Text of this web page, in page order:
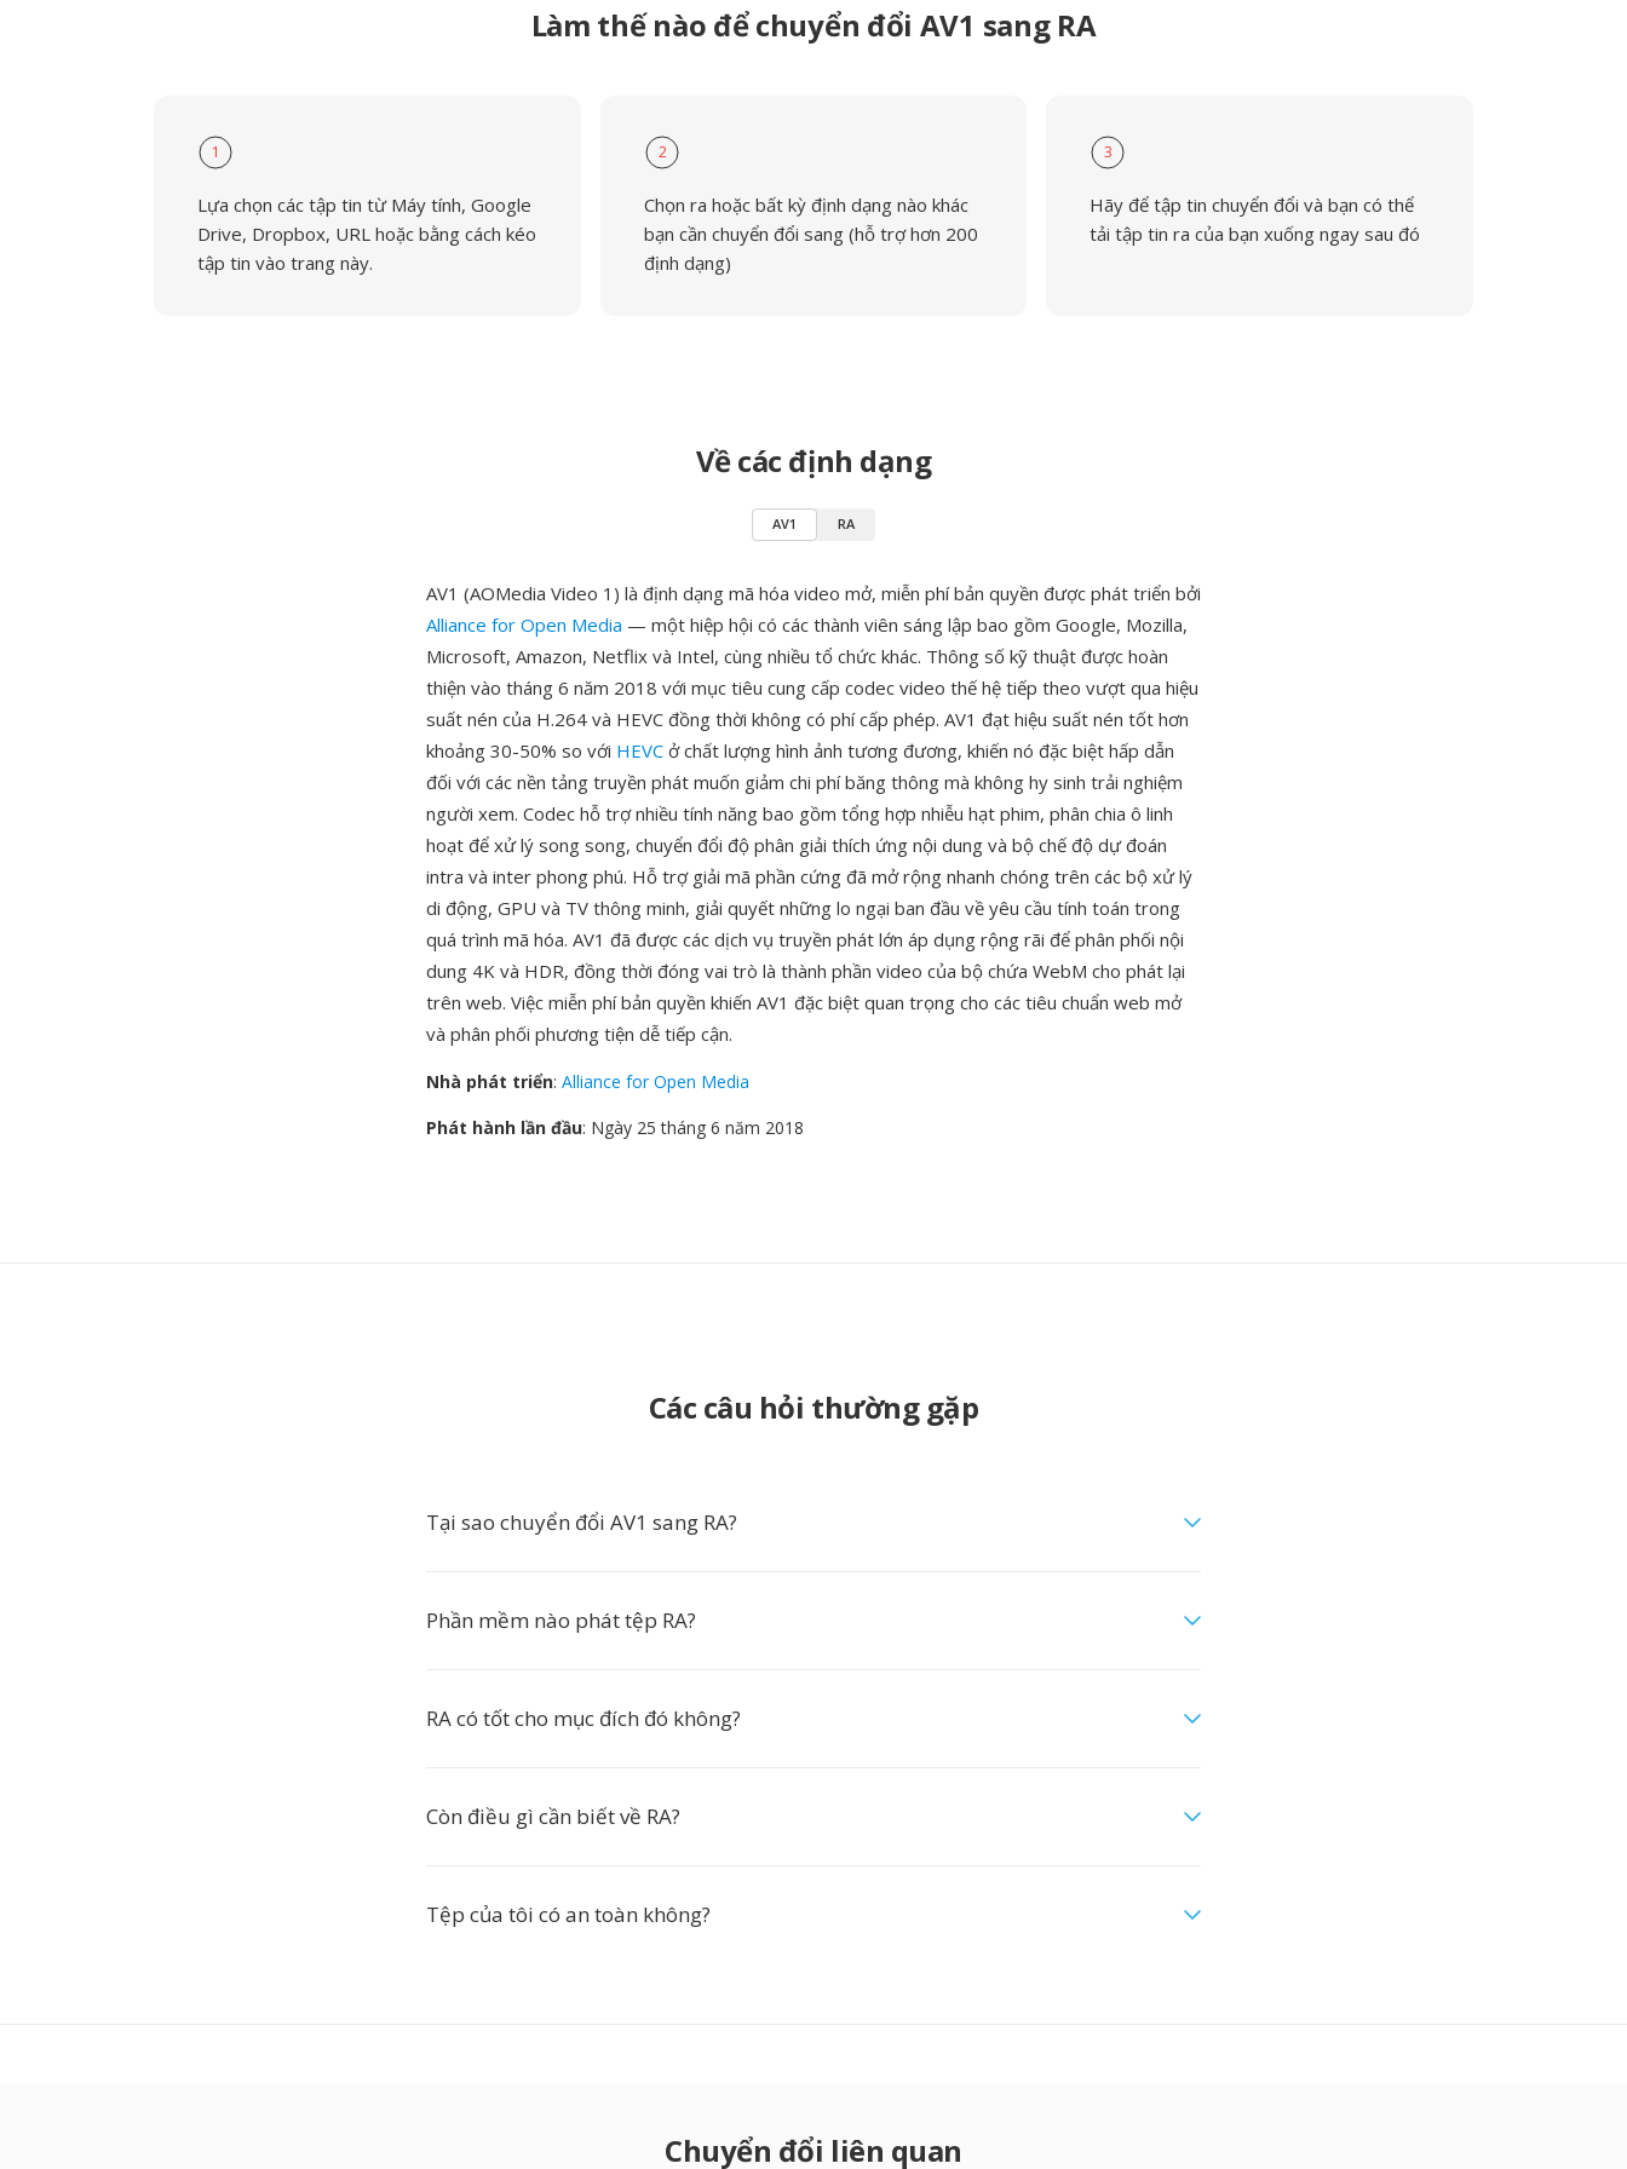
Làm thế nào để chuyển đổi AV1 sang RA
1
Lựa chọn các tập tin từ Máy tính, Google
Drive, Dropbox, URL hoặc bằng cách kéo
tập tin vào trang này.
2
Chọn ra hoặc bất kỳ định dạng nào khác
bạn cần chuyển đổi sang (hỗ trợ hơn 200
định dạng)
3
Hãy để tập tin chuyển đổi và bạn có thể
tải tập tin ra của bạn xuống ngay sau đó
Về các định dạng
AV1 RA
AV1 (AOMedia Video 1) là định dạng mã hóa video mở, miễn phí bản quyền được phát triển bởi
Alliance for Open Media — một hiệp hội có các thành viên sáng lập bao gồm Google, Mozilla,
Microsoft, Amazon, Netflix và Intel, cùng nhiều tổ chức khác. Thông số kỹ thuật được hoàn
thiện vào tháng 6 năm 2018 với mục tiêu cung cấp codec video thế hệ tiếp theo vượt qua hiệu
suất nén của H.264 và HEVC đồng thời không có phí cấp phép. AV1 đạt hiệu suất nén tốt hơn
khoảng 30-50% so với HEVC ở chất lượng hình ảnh tương đương, khiến nó đặc biệt hấp dẫn
đối với các nền tảng truyền phát muốn giảm chi phí băng thông mà không hy sinh trải nghiệm
người xem. Codec hỗ trợ nhiều tính năng bao gồm tổng hợp nhiễu hạt phim, phân chia ô linh
hoạt để xử lý song song, chuyển đổi độ phân giải thích ứng nội dung và bộ chế độ dự đoán
intra và inter phong phú. Hỗ trợ giải mã phần cứng đã mở rộng nhanh chóng trên các bộ xử lý
di động, GPU và TV thông minh, giải quyết những lo ngại ban đầu về yêu cầu tính toán trong
quá trình mã hóa. AV1 đã được các dịch vụ truyền phát lớn áp dụng rộng rãi để phân phối nội
dung 4K và HDR, đồng thời đóng vai trò là thành phần video của bộ chứa WebM cho phát lại
trên web. Việc miễn phí bản quyền khiến AV1 đặc biệt quan trọng cho các tiêu chuẩn web mở
và phân phối phương tiện dễ tiếp cận.
Nhà phát triển: Alliance for Open Media
Phát hành lần đầu: Ngày 25 tháng 6 năm 2018
Các câu hỏi thường gặp
Tại sao chuyển đổi AV1 sang RA?
Phần mềm nào phát tệp RA?
RA có tốt cho mục đích đó không?
Còn điều gì cần biết về RA?
Tệp của tôi có an toàn không?
Chuyển đổi liên quan